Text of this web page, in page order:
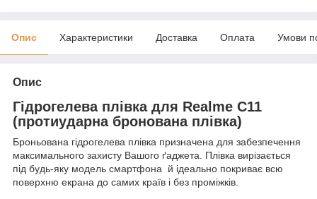
Опис Характеристики Доставка Оплата Умови
Опис
Гідрогелева плівка для Realme С11
(протиударна бронована плівка)
Броньована гідрогелева плівка призначена для забезпечення
максимального захисту Вашого ґаджета. Плівка вирізається
під будь-яку модель смартфона й ідеально покриває всю
поверхню екрана до самих країв і без проміжків.